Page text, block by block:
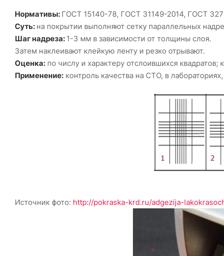
Нормативы: ГОСТ 15140-78, ГОСТ 31149-2014, ГОСТ
Суть: на покрытии выполняют сетку параллельных
Шаг надреза: 1-3 мм в зависимости от толщины слоя.
Затем наклеивают клейкую ленту и резко отрывают.
Оценка: по числу и характеру отслоившихся
Применение: контроль качества на СТО, в
Источник фото: http://pokraska-krd.ru/adgezija-